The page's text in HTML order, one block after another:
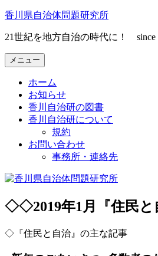
コ
テ
ン
ツ
香川県自治体問題研究所
21世紀を地方自治の時代に！ since
メニュー
ホーム
お知らせ
香川自治研の図書
香川自治研について
規約
お問い合わせ
事務所・連絡先
◇◇2019年1月『住民と
◇『住民と自治』の主な記事